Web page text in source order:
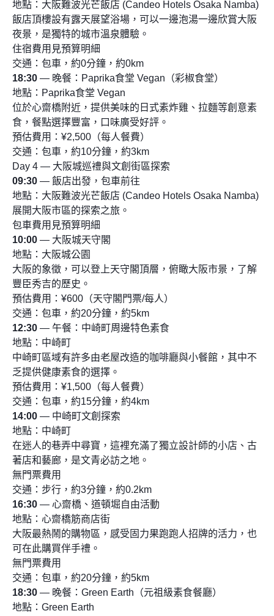
地點：大阪難波光芒飯店 (Candeo Hotels Osaka Namba)
飯店頂樓設有露天展望浴場，可以一邊泡湯一邊欣賞大阪
夜景，是獨特的城市溫泉體驗。
住宿費用見預算明細
交通：包車，約0分鐘，約0km
18:30 — 晚餐：Paprika食堂 Vegan（彩椒食堂）
地點：Paprika食堂 Vegan
位於心齋橋附近，提供美味的日式素炸雞、拉麵等創意素
食，餐點選擇豐富，口味廣受好評。
預估費用：¥2,500（每人餐費）
交通：包車，約10分鐘，約3km
Day 4 — 大阪城巡禮與文創街區探索
09:30 — 飯店出發，包車前往
地點：大阪難波光芒飯店 (Candeo Hotels Osaka Namba)
展開大阪市區的探索之旅。
包車費用見預算明細
10:00 — 大阪城天守閣
地點：大阪城公園
大阪的象徵，可以登上天守閣頂層，俯瞰大阪市景，了解
豐臣秀吉的歷史。
預估費用：¥600（天守閣門票/每人）
交通：包車，約20分鐘，約5km
12:30 — 午餐：中崎町周邊特色素食
地點：中崎町
中崎町區域有許多由老屋改造的咖啡廳與小餐館，其中不
乏提供健康素食的選擇。
預估費用：¥1,500（每人餐費）
交通：包車，約15分鐘，約4km
14:00 — 中崎町文創探索
地點：中崎町
在迷人的巷弄中尋寶，這裡充滿了獨立設計師的小店、古
著店和藝廊，是文青必訪之地。
無門票費用
交通：步行，約3分鐘，約0.2km
16:30 — 心齋橋、道頓堀自由活動
地點：心齋橋筋商店街
大阪最熱鬧的購物區，感受固力果跑跑人招牌的活力，也
可在此購買伴手禮。
無門票費用
交通：包車，約20分鐘，約5km
18:30 — 晚餐：Green Earth（元祖級素食餐廳）
地點：Green Earth